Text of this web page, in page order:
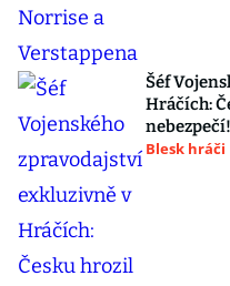
Šéf
Hráčích:
nebezpečí!
Blesk hráči